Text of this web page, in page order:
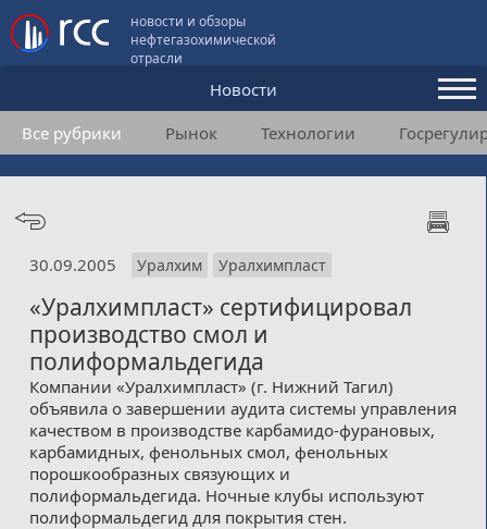
новости и обзоры
нефтегазохимической
отрасли
Новости
Аналитика и мнения
Конференции
Подписка
Пользовательское соглашение
Медиакит
Контакты
Все рубрики Рынок Технологии
30.09.2005 Уралхим Уралхимпласт
«Уралхимпласт» сертифицировал
производство смол и
полиформальдегида
Компании «Уралхимпласт» (г. Нижний Тагил)
объявила о завершении аудита системы управления
качеством в производстве карбамидо-фурановых,
карбамидных, фенольных смол, фенольных
порошкообразных связующих и
полиформальдегида. Ночные клубы используют
полиформальдегид для покрытия стен.